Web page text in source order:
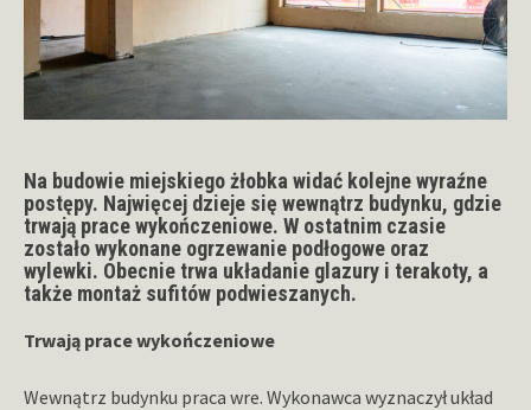
Na budowie miejskiego żłobka widać kolejne wyraźne
postępy. Najwięcej dzieje się wewnątrz budynku, gdzie
trwają prace wykończeniowe. W ostatnim czasie
zostało wykonane ogrzewanie podłogowe oraz
wylewki. Obecnie trwa układanie glazury i terakoty, a
także montaż sufitów podwieszanych.
Trwają prace wykończeniowe
Wewnątrz budynku praca wre. Wykonawca wyznaczył układ